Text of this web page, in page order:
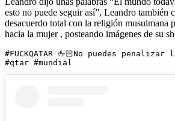
esto no puede seguir así”, Leandro también
desacuerdo total con la religión musulmana
hacia la mujer , posteando imágenes de su
#FUCKQATAR 🖕🏻No puedes
#qtar #mundial